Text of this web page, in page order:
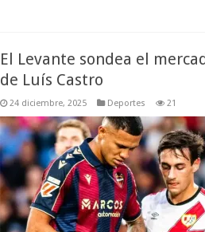
El Levante sondea el
de Luís Castro
24 diciembre, 2025 Deportes 21